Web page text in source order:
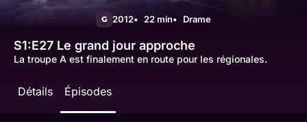
G 2012 22 min Drame
S1:E27 Le grand jour approche
La troupe A est finalement en route pour les régionales.
Détails Épisodes